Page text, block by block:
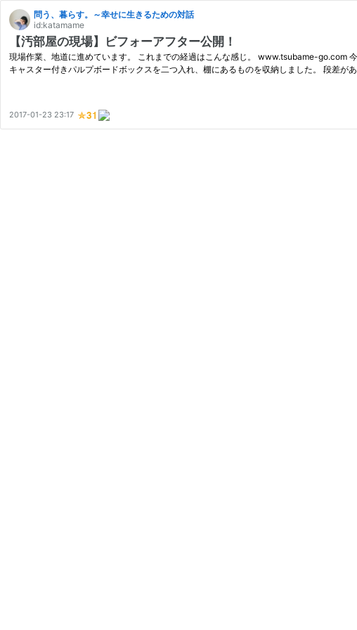
問う、暮らす。～幸せに生きるための対話
id:katamame
【汚部屋の現場】ビフォーアフター公開！
現場作業、地道に進めています。 これまでの経過はこんな感じ。 www.tsubame-go.com
キャスター付きパルプボードボックスを二つ入れ、棚にあるものを収納しました。 段差が
2017-01-23 23:17